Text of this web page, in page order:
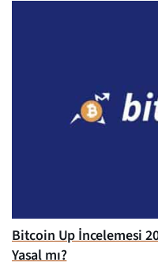
Bitcoin Up İncelemesi
Yasal mı?